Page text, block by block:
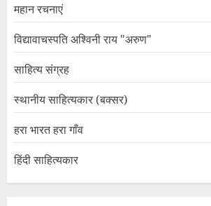
महान रचनाएं
विद्यावाचस्पति अश्विनी राय "अरुण"
साहित्य संग्रह
स्थानीय साहित्यकार (बक्सर)
हरा भारत हरा गाँव
हिंदी साहित्यकार